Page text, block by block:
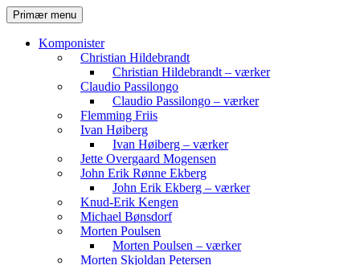
Hop
til
indhold
Komvest
SøgPrimær menu
Komponister
Christian Hildebrandt
Christian Hildebrandt – værker
Claudio Passilongo
Claudio Passilongo – værker
Flemming Friis
Ivan Høiberg
Ivan Høiberg – værker
Jette Overgaard Mogensen
John Erik Rønne Ekberg
John Erik Ekberg – værker
Knud-Erik Kengen
Michael Bønsdorf
Morten Poulsen
Morten Poulsen – værker
Morten Skjoldan Petersen